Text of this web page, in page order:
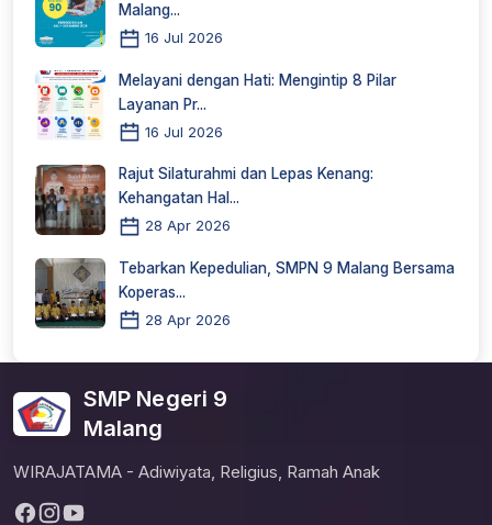
Malang...
16 Jul 2026
Melayani dengan Hati: Mengintip 8 Pilar
Layanan Pr...
16 Jul 2026
Rajut Silaturahmi dan Lepas Kenang:
Kehangatan Hal...
28 Apr 2026
Tebarkan Kepedulian, SMPN 9 Malang Bersama
Koperas...
28 Apr 2026
SMP Negeri 9
Malang
WIRAJATAMA - Adiwiyata, Religius, Ramah Anak